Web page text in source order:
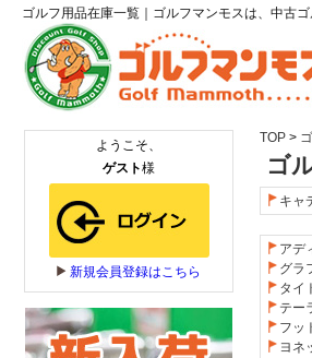
ゴルフ用品在庫一覧｜ゴルフマンモスは、中古
TOP>
ゴ
キャ
アデ
グラ
タイ
テー
フッ
ヨネ